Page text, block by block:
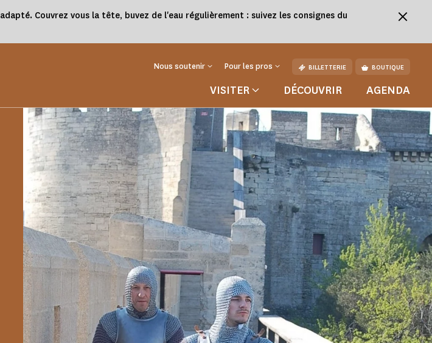
Couvrez vous la tête, buvez de l'eau régulièrement : suivez les consignes du
Nous soutenir Pour les pros BILLETTERIE BOUTIQUE
VISITER DÉCOUVRIR AGENDA